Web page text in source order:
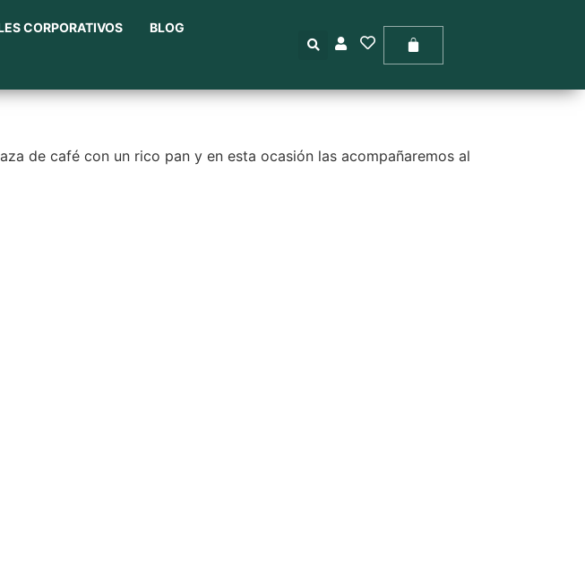
CORPORATIVOS BLOG
de café con un rico pan y en esta ocasión las acompañaremos al